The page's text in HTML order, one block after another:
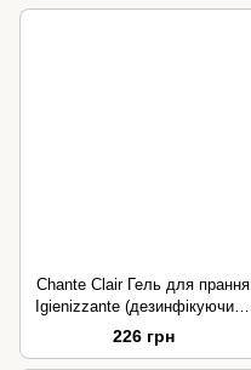
Chante Clair Гель для прання
Igienizzante (дезинфікуючий),
28 WA - 1260 ml / 8 шт/ящ
226 грн